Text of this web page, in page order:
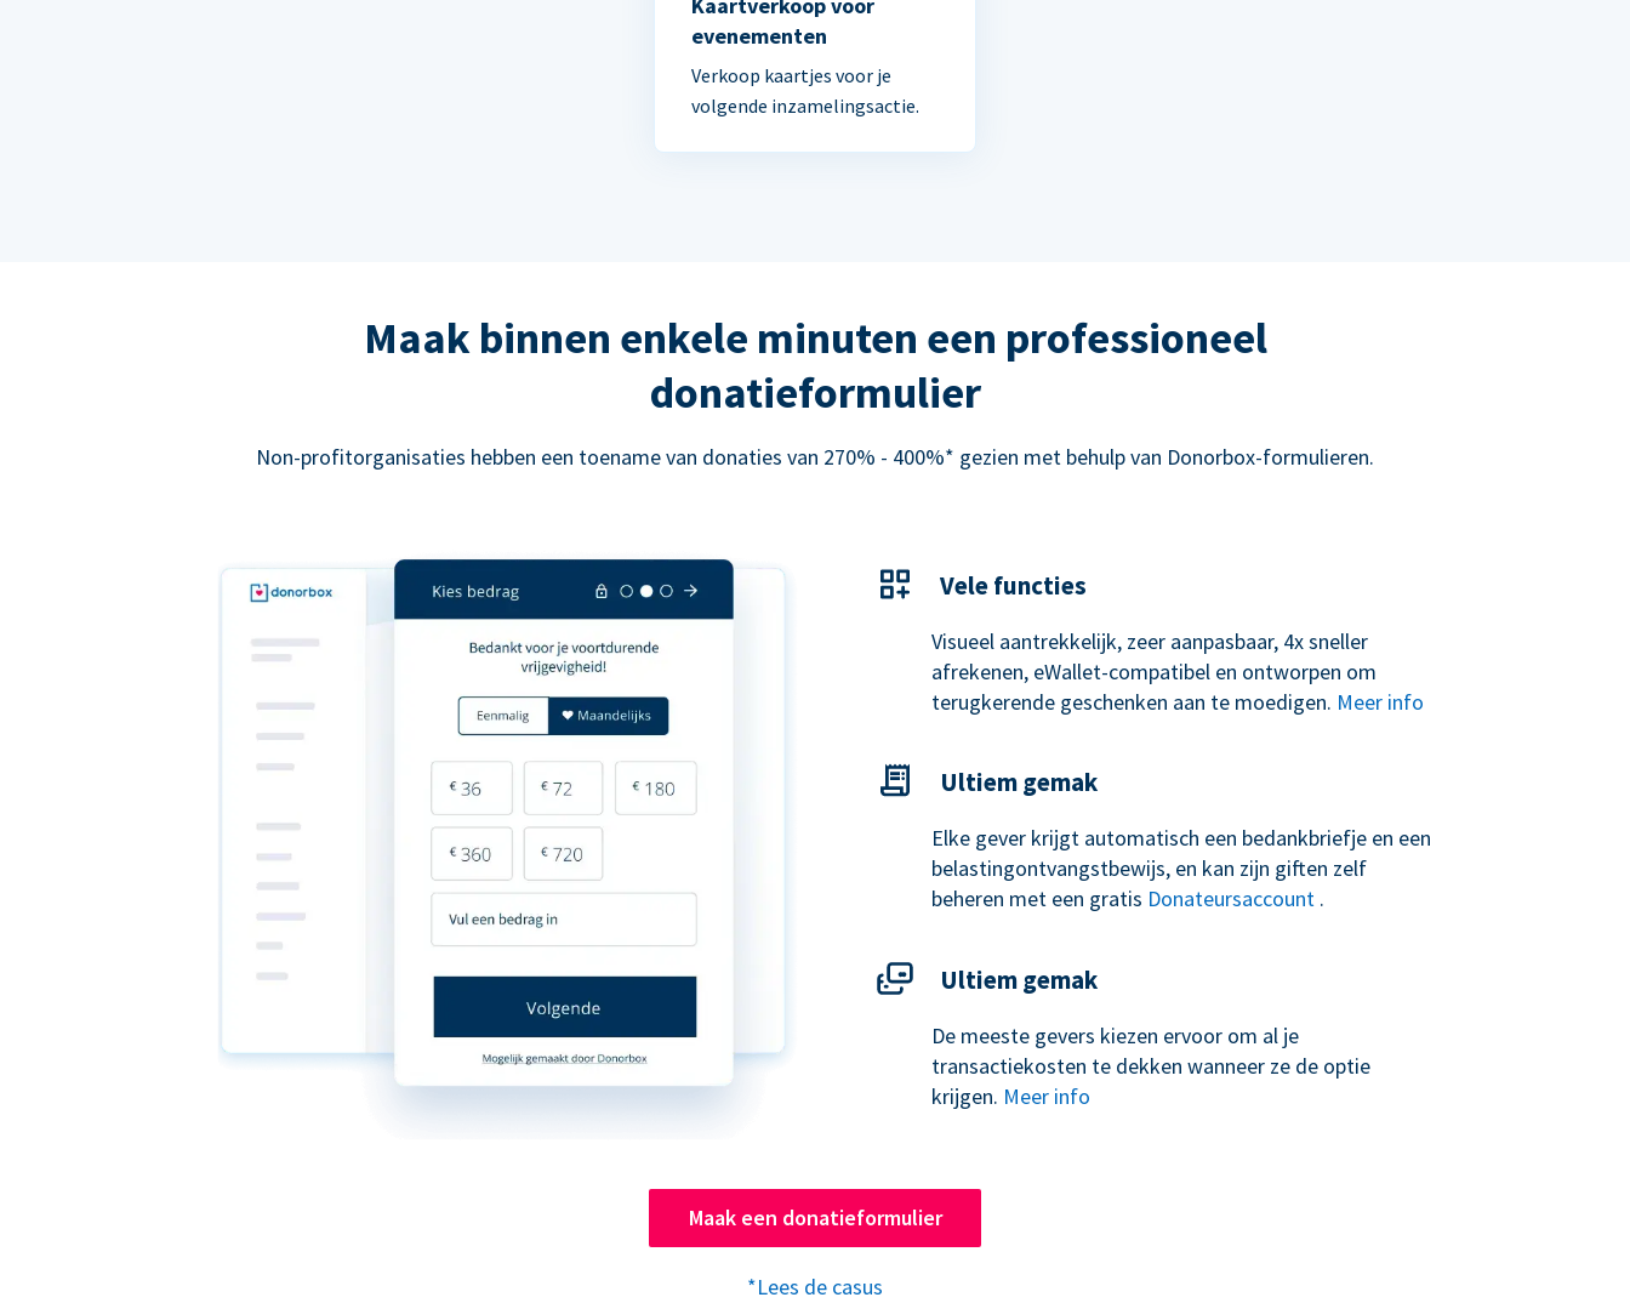
Kaartverkoop voor
evenementen
Verkoop kaartjes voor je
volgende inzamelingsactie.
Maak binnen enkele minuten een professioneel
donatieformulier
Non-profitorganisaties hebben een toename van donaties van 270% - 400%* gezien met behulp van Donorbox-formulieren.
Vele functies
Visueel aantrekkelijk, zeer aanpasbaar, 4x sneller
afrekenen, eWallet-compatibel en ontworpen om
terugkerende geschenken aan te moedigen. Meer info
Ultiem gemak
Elke gever krijgt automatisch een bedankbriefje en een
belastingontvangstbewijs, en kan zijn giften zelf
beheren met een gratis Donateursaccount .
Ultiem gemak
De meeste gevers kiezen ervoor om al je
transactiekosten te dekken wanneer ze de optie
krijgen. Meer info
Maak een donatieformulier
*Lees de casus